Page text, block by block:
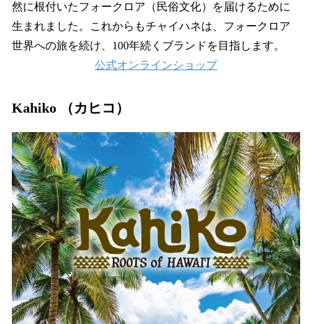
然に根付いたフォークロア（民俗文化）を届けるために
生まれました。これからもチャイハネは、フォークロア
世界への旅を続け、100年続くブランドを目指します。
公式オンラインショップ
Kahiko （カヒコ）